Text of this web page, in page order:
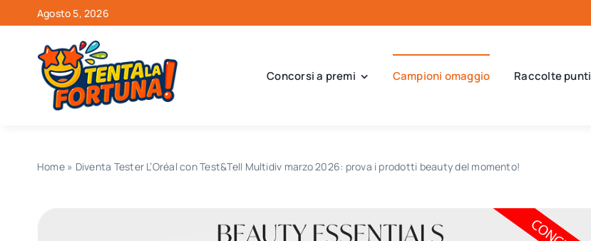
al
contenuto
Agosto 5, 2026
Concorsi a premi Campioni omaggio Raccolte punti
Home» Diventa Tester L’Oréal con Test&Tell Multidiv marzo 2026: prova i prodotti beauty del momento!